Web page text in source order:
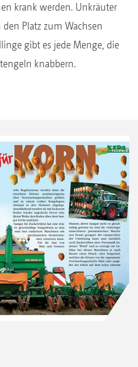
krank werden. Unkräuter
Platz zum Wachsen
gibt es jede Menge, die
knabbern.